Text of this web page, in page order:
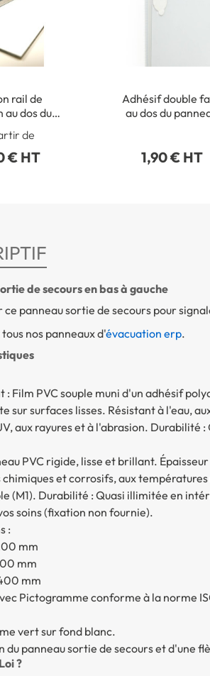
rail de
au dos du
(non collé)
de
€ HT
Adhésif double
au dos du
1,90 € HT
de secours en bas à gauche
ce panneau sortie de secours pour
nos panneaux d'évacuation erp.
: Film PVC souple muni d'un adhésif
sur surfaces lisses. Résistant à l'eau,
aux rayures et à l'abrasion.
PVC rigide, lisse et brillant.
chimiques et corrosifs, aux
(M1). Durabilité : Quasi illimitée en
soins (fixation non fournie).
:
mm
mm
mm
Pictogramme conforme à la norme
vert sur fond blanc.
du panneau sortie de secours et d'une
?